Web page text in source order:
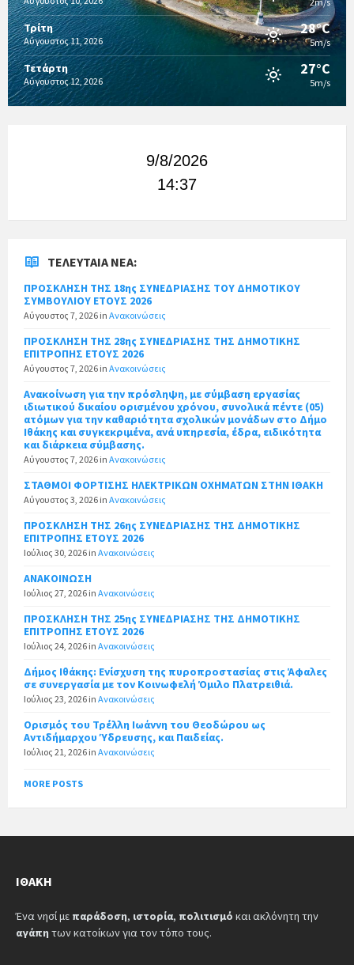
Τρίτη
Αύγουστος 11, 2026
28°C
5m/s
Τετάρτη
Αύγουστος 12, 2026
27°C
5m/s
9/8/2026
14:37
ΤΕΛΕΥΤΑΊΑ ΝΈΑ:
ΠΡΟΣΚΛΗΣΗ ΤΗΣ 18ης ΣΥΝΕΔΡΙΑΣΗΣ ΤΟΥ ΔΗΜΟΤΙΚΟΥ
ΣΥΜΒΟΥΛΙΟΥ ΕΤΟΥΣ 2026
Αύγουστος 7, 2026 in Ανακοινώσεις
ΠΡΟΣΚΛΗΣΗ ΤΗΣ 28ης ΣΥΝΕΔΡΙΑΣΗΣ ΤΗΣ ΔΗΜΟΤΙΚΗΣ
ΕΠΙΤΡΟΠΗΣ ΕΤΟΥΣ 2026
Αύγουστος 7, 2026 in Ανακοινώσεις
Ανακοίνωση για την πρόσληψη, με σύμβαση εργασίας
ιδιωτικού δικαίου ορισμένου χρόνου, συνολικά πέντε (05)
ατόμων για την καθαριότητα σχολικών μονάδων στο Δήμο
Ιθάκης και συγκεκριμένα, ανά υπηρεσία, έδρα, ειδικότητα
και διάρκεια σύμβασης.
Αύγουστος 7, 2026 in Ανακοινώσεις
ΣΤΑΘΜΟΙ ΦΟΡΤΙΣΗΣ ΗΛΕΚΤΡΙΚΩΝ ΟΧΗΜΑΤΩΝ ΣΤΗΝ ΙΘΑΚΗ
Αύγουστος 3, 2026 in Ανακοινώσεις
ΠΡΟΣΚΛΗΣΗ ΤΗΣ 26ης ΣΥΝΕΔΡΙΑΣΗΣ ΤΗΣ ΔΗΜΟΤΙΚΗΣ
ΕΠΙΤΡΟΠΗΣ ΕΤΟΥΣ 2026
Ιούλιος 30, 2026 in Ανακοινώσεις
ΑΝΑΚΟΙΝΩΣΗ
Ιούλιος 27, 2026 in Ανακοινώσεις
ΠΡΟΣΚΛΗΣΗ ΤΗΣ 25ης ΣΥΝΕΔΡΙΑΣΗΣ ΤΗΣ ΔΗΜΟΤΙΚΗΣ
ΕΠΙΤΡΟΠΗΣ ΕΤΟΥΣ 2026
Ιούλιος 24, 2026 in Ανακοινώσεις
Δήμος Ιθάκης: Ενίσχυση της πυροπροστασίας στις Άφαλες
σε συνεργασία με τον Κοινωφελή Όμιλο Πλατρειθιά.
Ιούλιος 23, 2026 in Ανακοινώσεις
Ορισμός του Τρέλλη Ιωάννη του Θεοδώρου ως
Αντιδήμαρχου Ύδρευσης, και Παιδείας.
Ιούλιος 21, 2026 in Ανακοινώσεις
MORE POSTS
ΙΘΆΚΗ
Ένα νησί με παράδοση, ιστορία, πολιτισμό και ακλόνητη την
αγάπη των κατοίκων για τον τόπο τους.